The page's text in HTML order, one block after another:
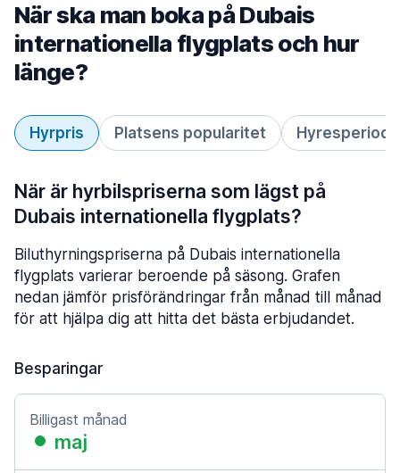
När ska man boka på Dubais
internationella flygplats och hur
länge?
Hyrpris Platsens popularitet Hyresperiod
När är hyrbilspriserna som lägst på
Dubais internationella flygplats?
Biluthyrningspriserna på Dubais internationella
flygplats varierar beroende på säsong. Grafen
nedan jämför prisförändringar från månad till månad
för att hjälpa dig att hitta det bästa erbjudandet.
Besparingar
Billigast månad
maj